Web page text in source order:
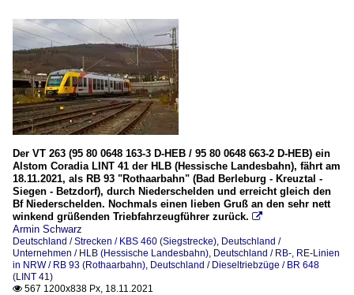
Der VT 263 (95 80 0648 163-3 D-HEB / 95 80 0648 663-2 D-HEB) ein
Alstom Coradia LINT 41 der HLB (Hessische Landesbahn), fährt am
18.11.2021, als RB 93 "Rothaarbahn" (Bad Berleburg - Kreuztal -
Siegen - Betzdorf), durch Niederschelden und erreicht gleich den
Bf Niederschelden. Nochmals einen lieben Gruß an den sehr nett
winkend grüßenden Triebfahrzeugführer zurück. 
Armin Schwarz
Deutschland / Strecken / KBS 460 (Siegstrecke) Deutschland /
Unternehmen / HLB (Hessische Landesbahn) Deutschland / RB-, RE-Linien
in NRW / RB 93 (Rothaarbahn) Deutschland / Dieseltriebzüge / BR 648
(LINT 41)
 567 1200x838 Px, 18.11.2021